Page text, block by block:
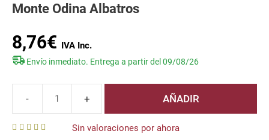
Monte Odina Albatros
Sin valoraciones por ahora
8,76€
Envío inmediato. Entrega a partir del 09/08/26
Albatros
AÑADIR